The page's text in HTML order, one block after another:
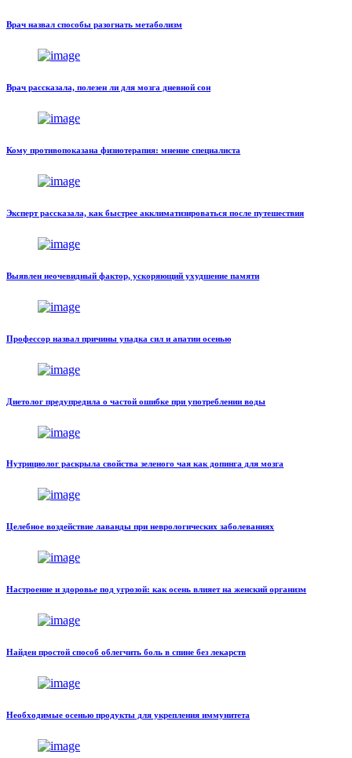
Врач назвал способы разогнать метаболизм
Врач рассказала, полезен ли для мозга дневной сон
Кому противопоказана физиотерапия: мнение специалиста
Эксперт рассказала, как быстрее акклиматизироваться после путешествия
Выявлен неочевидный фактор, ускоряющий ухудшение памяти
Профессор назвал причины упадка сил и апатии осенью
Диетолог предупредила о частой ошибке при употреблении воды
Нутрициолог раскрыла свойства зеленого чая как допинга для мозга
Целебное воздействие лаванды при неврологических заболеваниях
Настроение и здоровье под угрозой: как осень влияет на женский организм
Найден простой способ облегчить боль в спине без лекарств
Необходимые осенью продукты для укрепления иммунитета